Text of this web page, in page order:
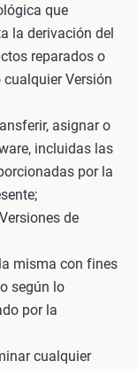
que
la derivación del
reparados o
Versión
asignar o
incluidas las
por la
de
misma con fines
según lo
por la
cualquier